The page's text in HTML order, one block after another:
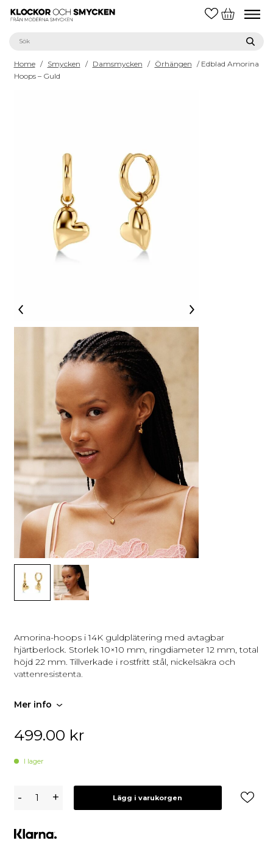
Home / Smycken / Damsmycken / Örhängen / Edblad Amorina
Hoops – Guld
Amorina-hoops i 14K guldplätering med avtagbar
hjärtberlock. Storlek 10×10 mm, ringdiameter 12 mm, total
höjd 22 mm. Tillverkade i rostfritt stål, nickelsäkra och
vattenresistenta.
Mer info
499.00 kr
I lager
Amorina
-
Guld
- + Lägg i varukorgen